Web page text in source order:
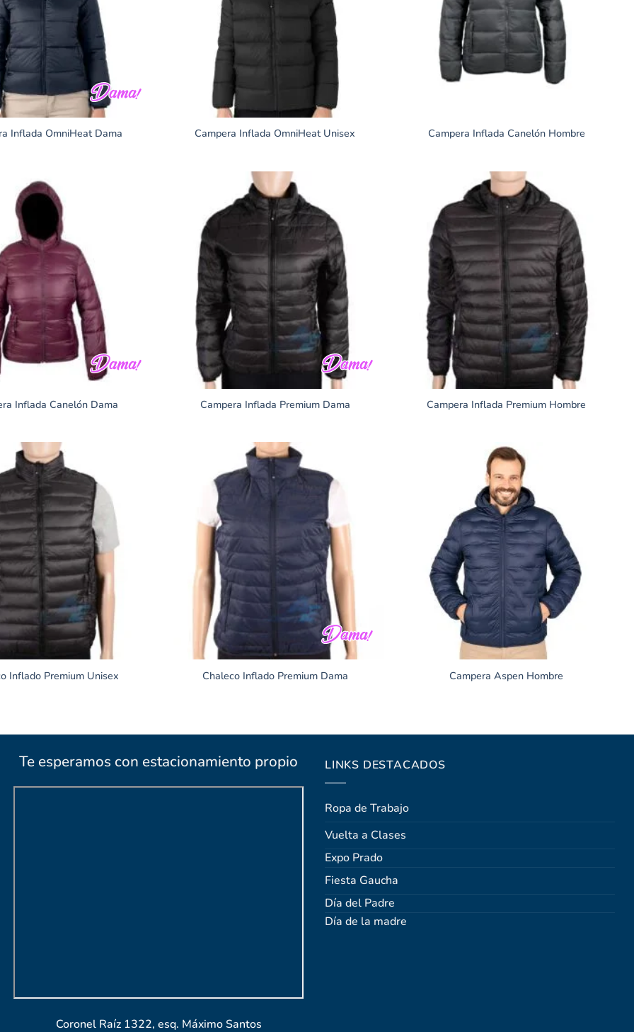
Inflada OmniHeat Dama Campera Inflada OmniHeat Unisex Campera Inflada Canelón Hombre
Inflada Canelón Dama Campera Inflada Premium Dama Campera Inflada Premium Hombre
Inflado Premium Unisex Chaleco Inflado Premium Dama Campera Aspen Hombre
Te esperamos con estacionamiento propio
Coronel Raíz 1322, esq. Máximo Santos
LINKS DESTACADOS
Ropa de Trabajo
Vuelta a Clases
Expo Prado
Fiesta Gaucha
Día del Padre
Día de la madre